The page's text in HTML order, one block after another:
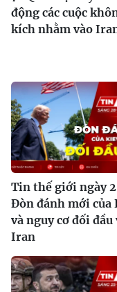
động các cuộc
kích nhằm vào
Tin thế giới ngày
Đòn đánh mới của
và nguy cơ đối đầu
Iran